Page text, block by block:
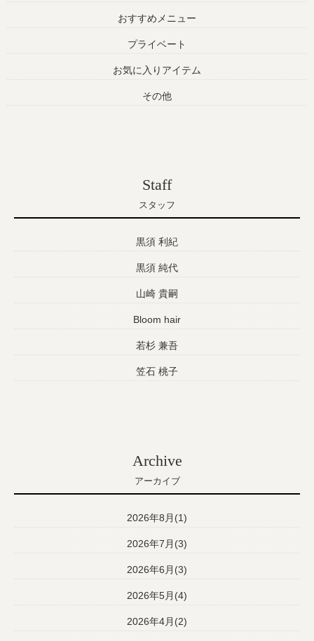
おすすめメニュー
プライベート
お気に入りアイテム
その他
Staff
スタッフ
黒須 利紀
黒須 純代
山崎 貴嗣
Bloom hair
若杉 兼吾
笠石 桃子
Archive
アーカイブ
2026年8月(1)
2026年7月(3)
2026年6月(3)
2026年5月(4)
2026年4月(2)